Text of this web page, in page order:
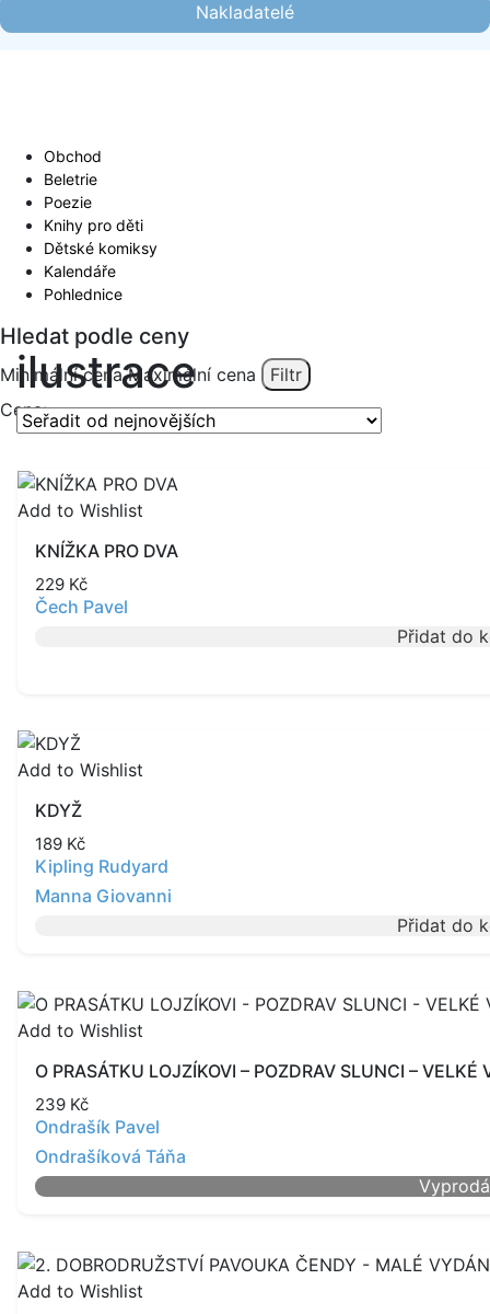
Nakladatelé
Obchod
Beletrie
Poezie
Knihy pro děti
Dětské komiksy
Kalendáře
Pohlednice
Hledat podle ceny
Minimální cena Maximální cena
Filtr
Cena:—
ilustrace
Add to Wishlist
KNÍŽKA PRO DVA
229 Kč
Čech Pavel
Přidat do
Add to Wishlist
KDYŽ
189 Kč
Kipling Rudyard
Manna Giovanni
Přidat do
Add to Wishlist
O PRASÁTKU LOJZÍKOVI – POZDRAV SLUNCI – VELKÉ
239 Kč
Ondrašík Pavel
Ondrašíková Táňa
Add to Wishlist